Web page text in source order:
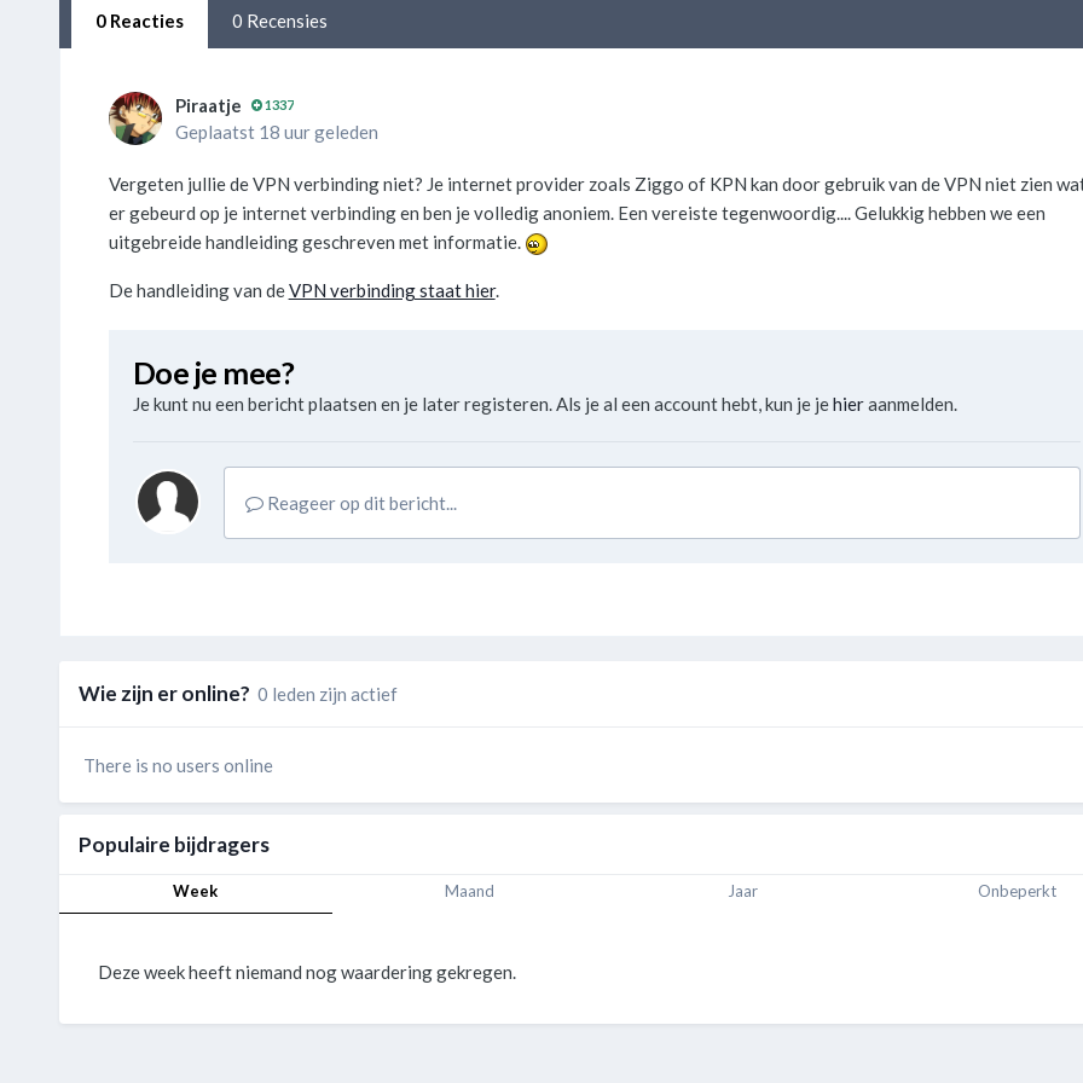
0 Reacties 0 Recensies
Piraatje 1337
Geplaatst 18 uur geleden
Vergeten jullie de VPN verbinding niet? Je internet provider zoals Ziggo of KPN kan door gebruik van de VPN niet zien
er gebeurd op je internet verbinding en ben je volledig anoniem. Een vereiste tegenwoordig.... Gelukkig hebben we een
uitgebreide handleiding geschreven met informatie.
De handleiding van deVPN verbinding staat hier.
Doe je mee?
Je kunt nu een bericht plaatsen en je later registeren. Als je al een account hebt, kun je jehieraanmelden.
Reageer op dit bericht...
Wie zijn er online? 0 leden zijn actief
There is no users online
Populaire bijdragers
Week Maand Jaar Onbeperkt
Deze week heeft niemand nog waardering gekregen.